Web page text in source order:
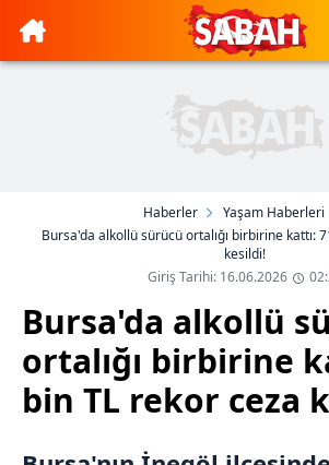
Haberler
Yaşam Haberleri
Bursa'da alkollü sürücü ortalığı birbirine kattı:
kesildi!
Giriş Tarihi: 16.06.2026
Bursa'da alkollü
ortalığı birbirine
bin TL rekor ceza